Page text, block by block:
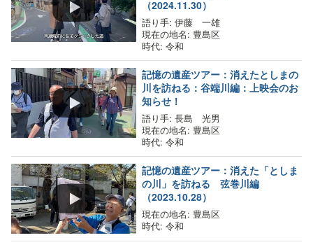
（2024.11.30）
語り手: 伊藤 一雄
現在の地名: 豊島区
時代: 令和
記憶の遺産ツアー：消えたとしまの
川を訪ねる：谷端川編：上映会のお
知らせ！
語り手: 長島 光男
現在の地名: 豊島区
時代: 令和
記憶の遺産ツアー：消えた「としま
の川」を訪ねる 弦巻川編
（2023.10.28）
現在の地名: 豊島区
時代: 令和